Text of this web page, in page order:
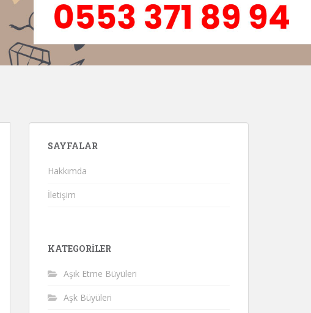
SAYFALAR
Hakkımda
İletişim
KATEGORILER
Aşık Etme Büyüleri
Aşk Büyüleri